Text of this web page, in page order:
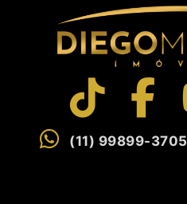
(11) 99899-3705